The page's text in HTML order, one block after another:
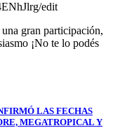
edit
gran participación,
¡No te lo podés
LAS FECHAS
MEGATROPICAL Y